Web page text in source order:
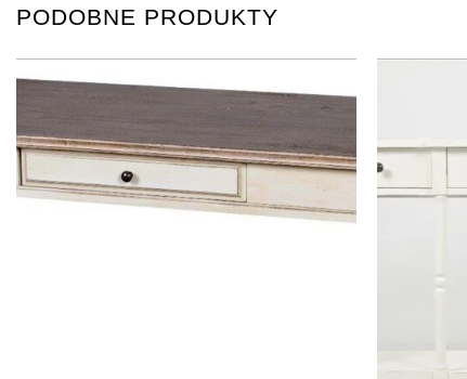
PODOBNE PRODUKTY